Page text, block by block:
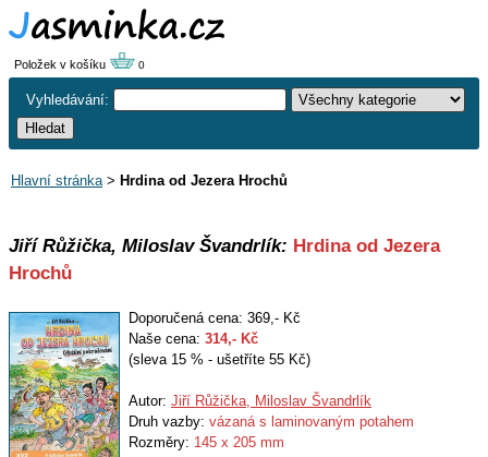
Položek v košíku 0
Vyhledávání:
Hlavní stránka> Hrdina od Jezera Hrochů
Jiří Růžička, Miloslav Švandrlík: Hrdina od Jezera
Hrochů
Doporučená cena: 369,- Kč
Naše cena: 314,- Kč
(sleva 15 % - ušetříte 55 Kč)
Autor: Jiří Růžička, Miloslav Švandrlík
Druh vazby: vázaná s laminovaným potahem
Rozměry: 145 x 205 mm